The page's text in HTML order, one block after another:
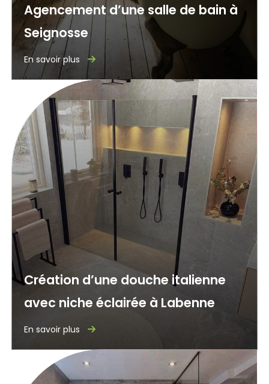
Agencement d’une salle de bain à
Seignosse
En savoir plus
Création d’une douche italienne
avec niche éclairée à Labenne
En savoir plus